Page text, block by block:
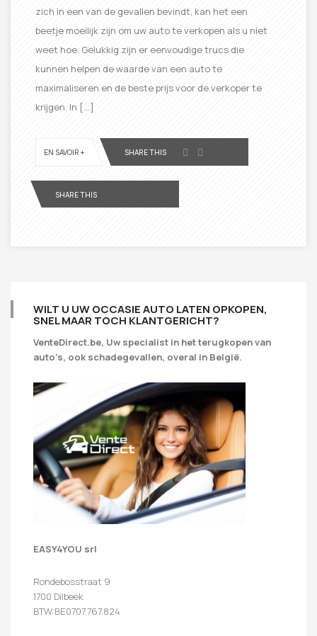
zich in een van de gevallen bevindt, kan het een
beetje moeilijk zijn om uw auto te verkopen als u niet
weet hoe. Gelukkig zijn er eenvoudige trucs die
kunnen helpen de waarde van een auto te
maximaliseren en de beste prijs voor de verkoper te
krijgen. In […]
EN SAVOIR + SHARE THIS
SHARE THIS
WILT U UW OCCASIE AUTO LATEN OPKOPEN,
SNEL MAAR TOCH KLANTGERICHT?
VenteDirect.be, Uw specialist in het terugkopen van
auto’s, ook schadegevallen, overal in België.
EASY4YOU srl
Rondebosstraat 9
1700 Dilbeek
BTW:BE0707.767.824